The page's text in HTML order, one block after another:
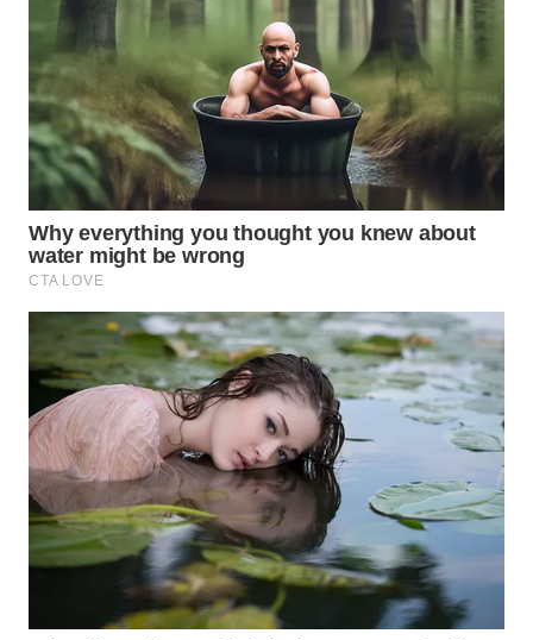
WN
DEPOK
WN
TAPANULI
UTARA
WN
SAMOSIR
WN
PADANG
LAWAS
WN
SUMEDANG
WN
CIANJUR
KEPULAUAN